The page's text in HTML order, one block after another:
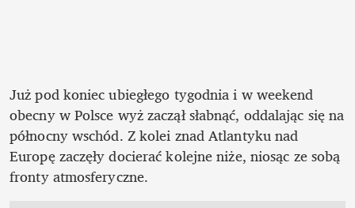
Już pod koniec ubiegłego tygodnia i w weekend
obecny w Polsce wyż zaczął słabnąć, oddalając się na
północny wschód. Z kolei znad Atlantyku nad
Europę zaczęły docierać kolejne niże, niosąc ze sobą
fronty atmosferyczne.